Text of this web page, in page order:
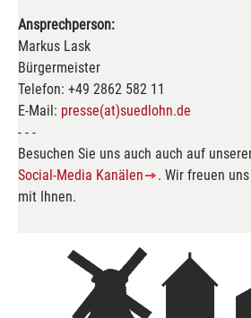
Ansprechperson:
Markus Lask
Bürgermeister
Telefon: +49 2862 582 11
E-Mail: presse(at)suedlohn.de
- - -
Besuchen Sie uns auch auch auf
Social-Media Kanälen
. Wir freuen
mit Ihnen.